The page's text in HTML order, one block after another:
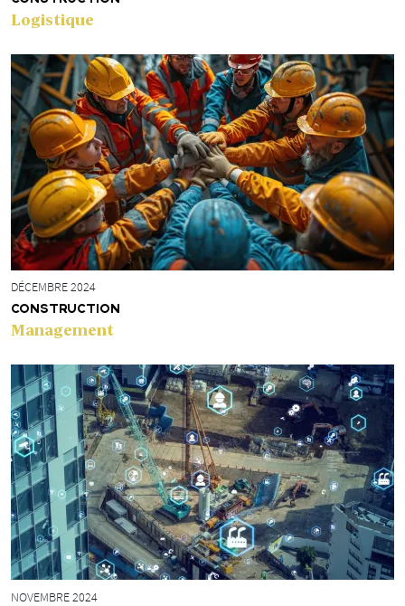
Logistique
DÉCEMBRE 2024
CONSTRUCTION
Management
NOVEMBRE 2024